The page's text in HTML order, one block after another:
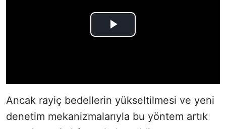
Ancak rayiç bedellerin yükseltilmesi ve yeni
denetim mekanizmalarıyla bu yöntem artık